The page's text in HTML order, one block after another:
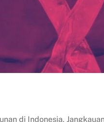
di Indonesia.